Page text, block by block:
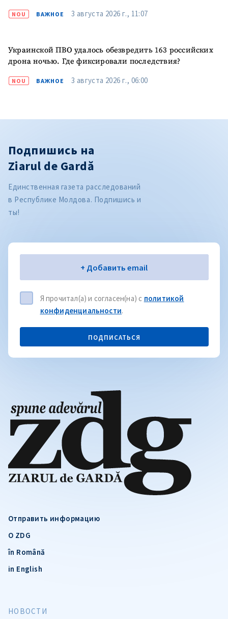
NOU ВАЖНОЕ 3 августа 2026 г., 11:07
Украинской ПВО удалось обезвредить 163 российских
дрона ночью. Где фиксировали последствия?
NOU ВАЖНОЕ 3 августа 2026 г., 06:00
Отправить информацию
О ZDG
în Română
in English
НОВОСТИ
Подпишись на
Ziarul de Gardă
Единственная газета расследований
в Республике Молдова. Подпишись и
ты!
Электронная почта+ Добавить email
Я прочитал(а) и согласен(на) с политикой
конфиденциальности.
ПОДПИСАТЬСЯ